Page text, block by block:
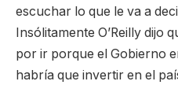
escuchar lo que le va a
Insólitamente O’Reilly dijo
por ir porque el Gobierno
habría que invertir en el